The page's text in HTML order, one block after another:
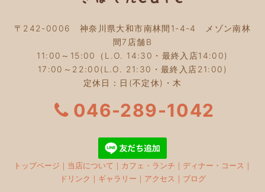
2023年4月 (2)
2023年2月(4)
2023年1月(3)
2022年12月(4)
2022年11月(4)
2022年10月 (4)
2022年8月(3)
2022年6月(3)
2022年5月(3)
2022年4月(5)
2022年3月 (3)
〒242-0006 神奈川県大和市南林間1-4-4 メゾン南林
間7店舗B
11:00～15:00（L.O. 14:30・最終入店14:00)
17:00～22:00(L.O. 21:30・最終入店21:00)
定休日：日(不定休)・木
046-289-1042
トップページ ｜ 当店について ｜ カフェ・ランチ ｜ ディナー・コース ｜
ドリンク ｜ ギャラリー ｜ アクセス ｜ ブログ